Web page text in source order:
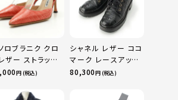
ロブラニク クロ
ザー ストラップ
ル パンプス サン
円 (税込)
シャネル レザー ココ
マーク レースアップ
マウンテン ショート
G36424 ブラック
80,300円 (税込)